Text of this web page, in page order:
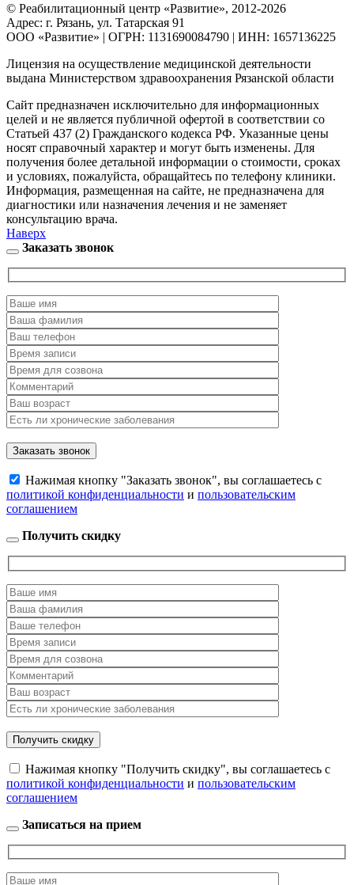
© Реабилитационный центр «Развитие», 2012-2026
Адрес: г. Рязань, ул. Татарская 91
ООО «Развитие» | ОГРН: 1131690084790 | ИНН: 1657136225
Лицензия на осуществление медицинской деятельности
выдана Министерством здравоохранения Рязанской области
Сайт предназначен исключительно для информационных
целей и не является публичной офертой в соответствии со
Статьей 437 (2) Гражданского кодекса РФ. Указанные цены
носят справочный характер и могут быть изменены. Для
получения более детальной информации о стоимости, сроках
и условиях, пожалуйста, обращайтесь по телефону клиники.
Информация, размещенная на сайте, не предназначена для
диагностики или назначения лечения и не заменяет
консультацию врача.
Наверх
Заказать звонок
Нажимая кнопку "Заказать звонок", вы соглашаетесь с
политикой конфиденциальности и пользовательским
соглашением
Получить скидку
Нажимая кнопку "Получить скидку", вы соглашаетесь с
политикой конфиденциальности и пользовательским
соглашением
Записаться на прием